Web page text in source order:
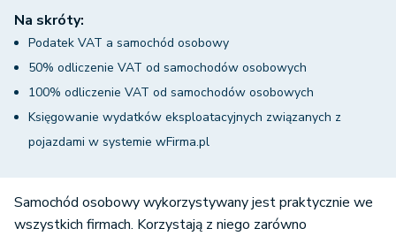
Na skróty:
Podatek VAT a samochód osobowy
50% odliczenie VAT od samochodów osobowych
100% odliczenie VAT od samochodów osobowych
Księgowanie wydatków eksploatacyjnych związanych z
pojazdami w systemie wFirma.pl
Samochód osobowy wykorzystywany jest praktycznie we
wszystkich firmach. Korzystają z niego zarówno